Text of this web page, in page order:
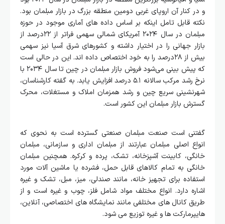
و در کنار آن اروپای غربی دومین منطقه بزرگ در بازار مبلمان بود.
نکته قابل تامل اینکه بر اساس داده های آماری موجود در حوزه
مبلمان در سال ۲۰۲۴ آمریکای شمالی سهمی فراتر از ۲۲درصد از
بازار جهانی را در اختیار داشته و کشورهای شرق آسیا نیز سهمی
بیش از ۲۸درصد را به خود اختصاص داده اند. این در حالی است
که پیش ‌بینی می‌شود فروش بازار مبلمان در چین تا سال ۲۰۳۴ با
نرخ رشد مرکب سالانه ۵.۱ درصد افزایش یابد. به گفته کارشناسان،
شهرنشینی سریع چین و رشد همزمان املاک و مستغلات، محرک
گسترش بازار مبلمان این کشور است.
گفتنی است صنعت مبلمان صنعتی گسترده است به نحوی که
انواع اصلی مبلمان عبارتند از مبلمان اداری و سازمانی، مبلمان
خانگی، کابینت آشپزخانه، تشک، پرده و کرکره. همچنین مبلمان
خانگی به تمام کالاهای قابل حمل، فشرده یا ماشین آلات مورد
استفاده برای تجهیز خانه، مانند صندلی، میز، مبل، تشک و غیره
اشاره دارد. انواع مختلف مواد شامل فلز، چوب و غیره است و از
طریق کانال ‌های مختلفی مانند نمایشگاه‌ های اختصاصی، آنلاین،
هایپرمارکت ‌ها و غیره توزیع می ‌شود.